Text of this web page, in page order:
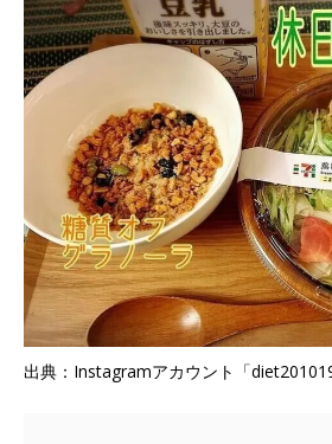
出典：Instagramアカウント「diet201019